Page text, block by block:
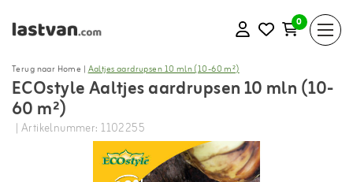
0
Terug naar Home |Aaltjes aardrupsen 10 mln (10-60 m²)
ECOstyle Aaltjes aardrupsen 10 mln (10-
60 m²)
| Artikelnummer: 1102255